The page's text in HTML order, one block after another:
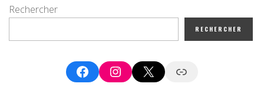
Rechercher
RECHERCHER
FacebookInstagram
X Google News